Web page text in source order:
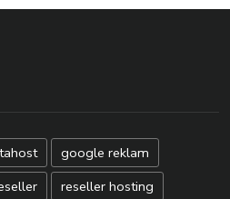
google reklam
reseller hosting